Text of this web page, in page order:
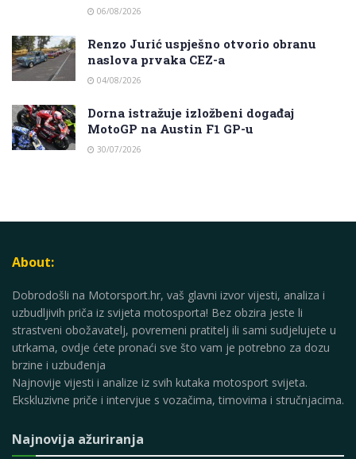
06/08/2026
Renzo Jurić uspješno otvorio obranu
naslova prvaka CEZ-a
04/08/2026
Dorna istražuje izložbeni događaj
MotoGP na Austin F1 GP-u
30/07/2026
About:
Dobrodošli na Motorsport.hr, vaš glavni izvor vijesti, analiza i
uzbudljivih priča iz svijeta motosporta! Bez obzira jeste li
strastveni obožavatelj, povremeni pratitelj ili sami sudjelujete u
utrkama, ovdje ćete pronaći sve što vam je potrebno za dozu
brzine i uzbuđenja
Najnovije vijesti i analize iz svih kutaka motosport svijeta.
Ekskluzivne priče i intervjue s vozačima, timovima i stručnjacima.
Najnovija ažuriranja